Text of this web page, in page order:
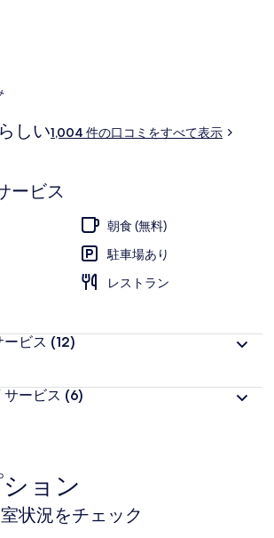
ンジでは冷たいお飲み物をお楽しみいただけ
して、プールサイドバー、スナックバー / デ
。
しい1,004 件の口コミをすべて表示
ービス
朝食 (無料)
駐車場あり
レストラン
ビス (12)
ービス (6)
ョン
状況をチェック